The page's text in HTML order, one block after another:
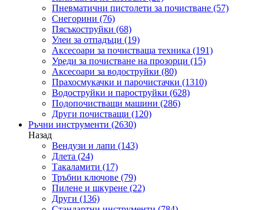
Пневматични пистолети за почистване (57)
Снегорини (76)
Пясъкоструйки (68)
Улеи за отпадъци (19)
Аксесоари за почистваща техника (191)
Уреди за почистване на прозорци (15)
Аксесоари за водоструйки (80)
Прахосмукачки и парочистачки (1310)
Водоструйки и пароструйки (628)
Подопочистващи машини (286)
Други почистващи (120)
Ръчни инструменти (2630)
Назад
Вендузи и лапи (143)
Длета (24)
Такаламити (17)
Тръбни ключове (79)
Пилене и шкурене (22)
Други (136)